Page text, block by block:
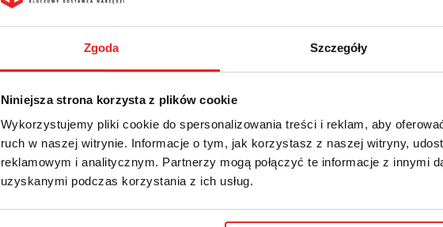
Zgoda Szczegóły
Niniejsza strona korzysta z plików cookie
Wykorzystujemy pliki cookie do spersonalizowania treści i reklam, aby
ruch w naszej witrynie. Informacje o tym, jak korzystasz z naszej witryny,
reklamowym i analitycznym. Partnerzy mogą połączyć te informacje z innymi
uzyskanymi podczas korzystania z ich usług.